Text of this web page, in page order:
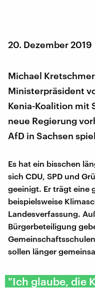
20. Dezember 2019
Michael
Ministerpräsident
Kenia-Koalition mit
neue Regierung
AfD in Sachsen
Es hat ein bisschen
sich CDU, SPD und
geeinigt. Er trägt eine
beispielsweise
Landesverfassung.
Bürgerbeteiligung
sollen länger
"Ich glaube, die